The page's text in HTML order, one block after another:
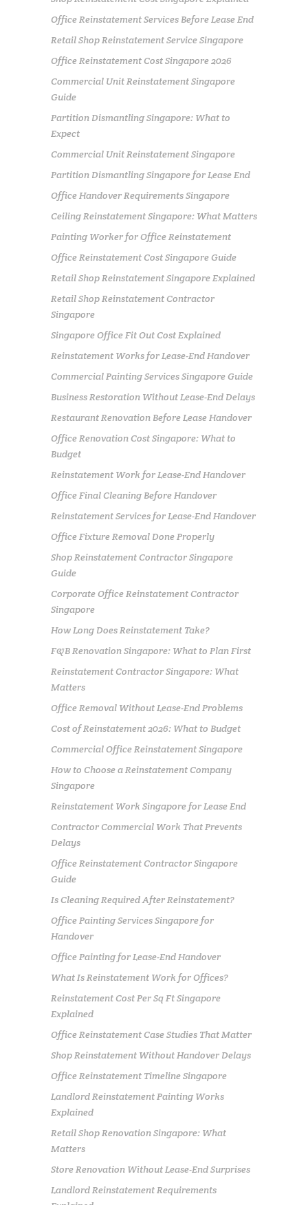
Office Reinstatement Services Before Lease End
Retail Shop Reinstatement Service Singapore
Office Reinstatement Cost Singapore 2026
Commercial Unit Reinstatement Singapore
Guide
Partition Dismantling Singapore: What to
Expect
Commercial Unit Reinstatement Singapore
Partition Dismantling Singapore for Lease End
Office Handover Requirements Singapore
Ceiling Reinstatement Singapore: What Matters
Painting Worker for Office Reinstatement
Office Reinstatement Cost Singapore Guide
Retail Shop Reinstatement Singapore Explained
Retail Shop Reinstatement Contractor
Singapore
Singapore Office Fit Out Cost Explained
Reinstatement Works for Lease-End Handover
Commercial Painting Services Singapore Guide
Business Restoration Without Lease-End Delays
Restaurant Renovation Before Lease Handover
Office Renovation Cost Singapore: What to
Budget
Reinstatement Work for Lease-End Handover
Office Final Cleaning Before Handover
Reinstatement Services for Lease-End Handover
Office Fixture Removal Done Properly
Shop Reinstatement Contractor Singapore
Guide
Corporate Office Reinstatement Contractor
Singapore
How Long Does Reinstatement Take?
F&B Renovation Singapore: What to Plan First
Reinstatement Contractor Singapore: What
Matters
Office Removal Without Lease-End Problems
Cost of Reinstatement 2026: What to Budget
Commercial Office Reinstatement Singapore
How to Choose a Reinstatement Company
Singapore
Reinstatement Work Singapore for Lease End
Contractor Commercial Work That Prevents
Delays
Office Reinstatement Contractor Singapore
Guide
Is Cleaning Required After Reinstatement?
Office Painting Services Singapore for
Handover
Office Painting for Lease-End Handover
What Is Reinstatement Work for Offices?
Reinstatement Cost Per Sq Ft Singapore
Explained
Office Reinstatement Case Studies That Matter
Shop Reinstatement Without Handover Delays
Office Reinstatement Timeline Singapore
Landlord Reinstatement Painting Works
Explained
Retail Shop Renovation Singapore: What
Matters
Store Renovation Without Lease-End Surprises
Landlord Reinstatement Requirements